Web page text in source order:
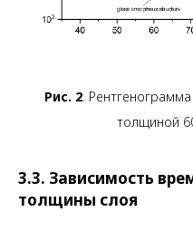
Рис. 2.
толщиной
3.3. Зависимость
толщины слоя